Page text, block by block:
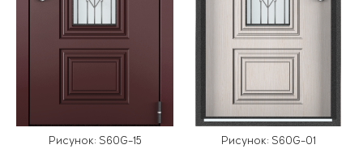
Рисунок: S60G-15 Рисунок: S60G-01